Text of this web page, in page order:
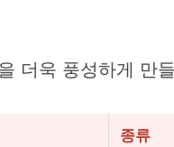
더욱 풍성하게 만
종류